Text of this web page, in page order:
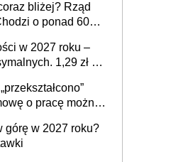
bliżej? Rząd
o ponad 60
w 2027 roku –
1,29 zł za
z
gospodarczej
o pracę można
jedynym
górę w 2027 roku?